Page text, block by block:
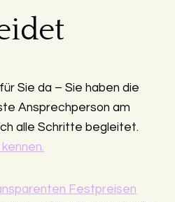
Sie da – Sie haben die
Ansprechperson am
alle Schritte begleitet.
Festpreisen